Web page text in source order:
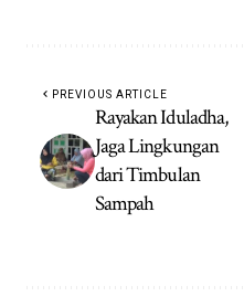
PREVIOUS ARTICLE
Rayakan Iduladha,
Jaga Lingkungan
dari Timbulan
Sampah